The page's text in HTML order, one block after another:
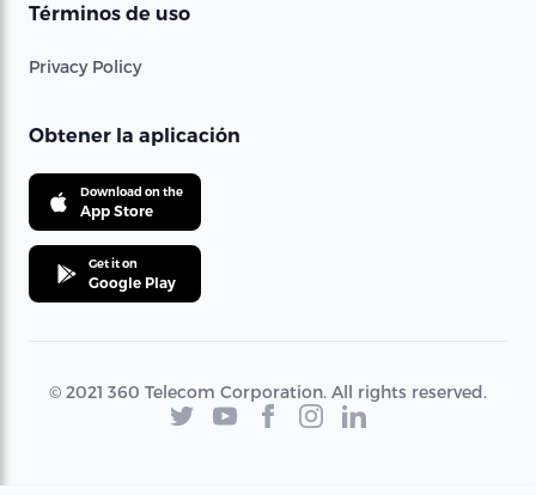
Términos de uso
Privacy Policy
Obtener la aplicación
Download on the
App Store
Get it on
Google Play
© 2021 360 Telecom Corporation. All rights reserved.